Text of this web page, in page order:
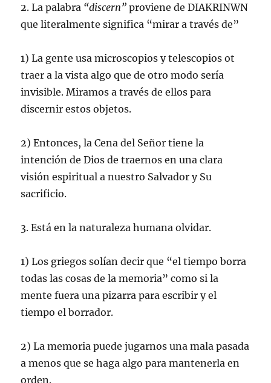
2. La palabra “discern” proviene de DIAKRINWN
que literalmente significa “mirar a través de”
1) La gente usa microscopios y telescopios ot
traer a la vista algo que de otro modo sería
invisible. Miramos a través de ellos para
discernir estos objetos.
2) Entonces, la Cena del Señor tiene la
intención de Dios de traernos en una clara
visión espiritual a nuestro Salvador y Su
sacrificio.
3. Está en la naturaleza humana olvidar.
1) Los griegos solían decir que “el tiempo borra
todas las cosas de la memoria” como si la
mente fuera una pizarra para escribir y el
tiempo el borrador.
2) La memoria puede jugarnos una mala pasada
a menos que se haga algo para mantenerla en
orden.